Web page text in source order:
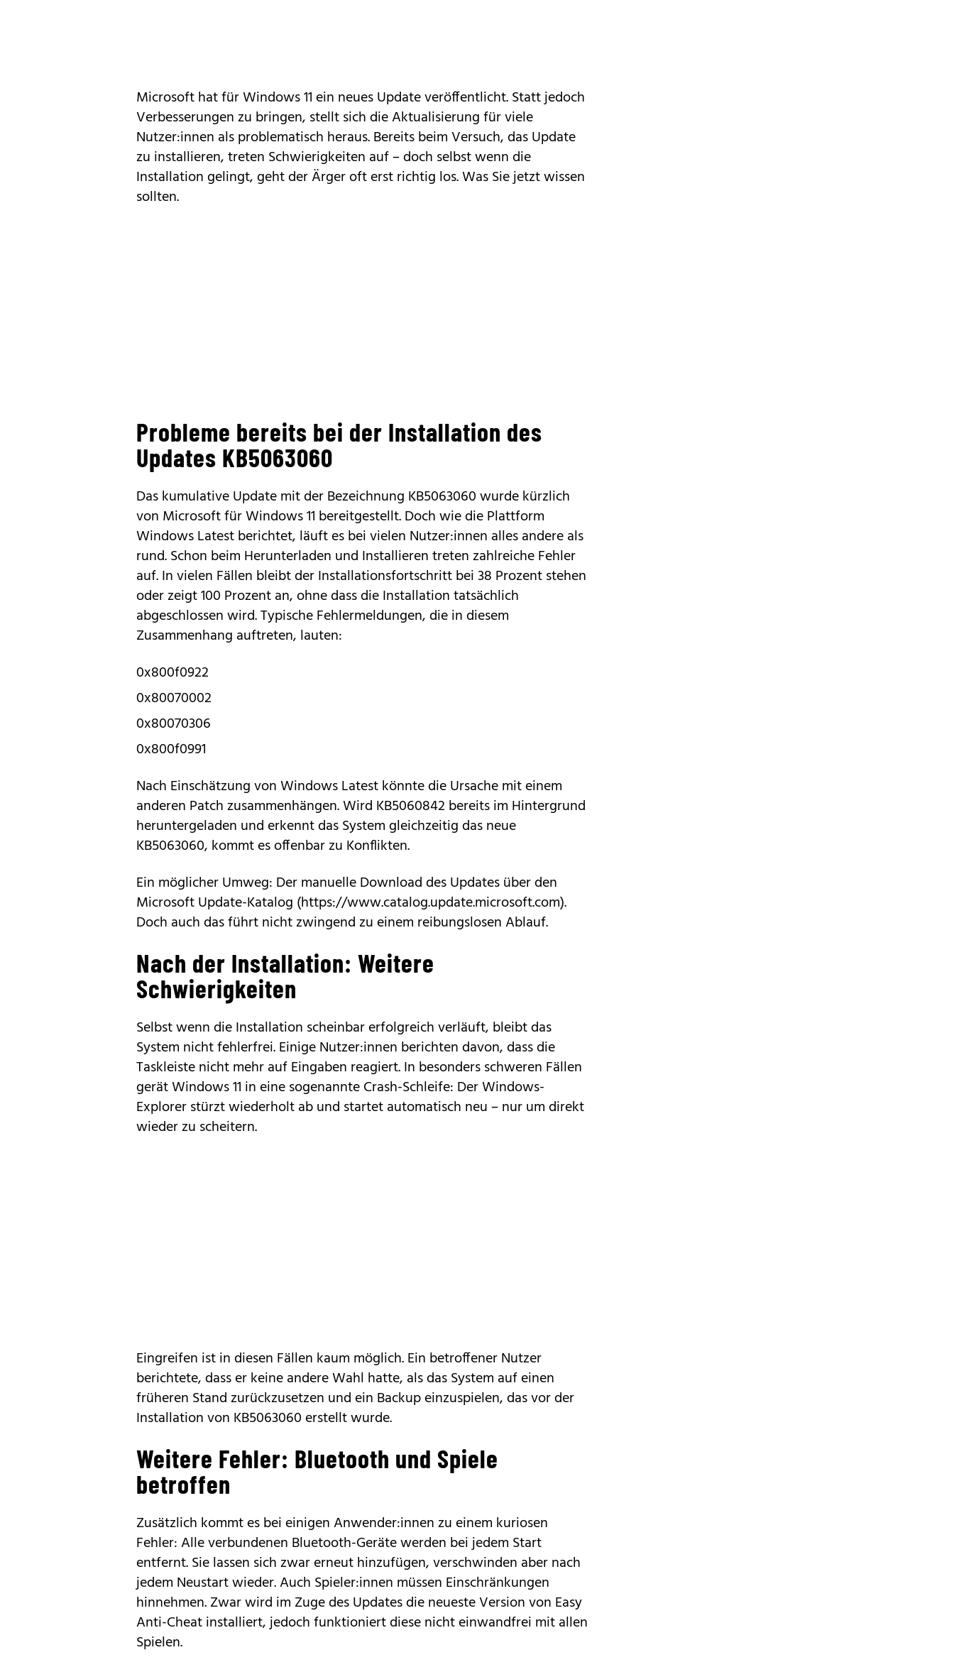
Microsoft hat für Windows 11 ein neues Update veröffentlicht. Statt jedoch
Verbesserungen zu bringen, stellt sich die Aktualisierung für viele
Nutzer:innen als problematisch heraus. Bereits beim Versuch, das Update
zu installieren, treten Schwierigkeiten auf – doch selbst wenn die
Installation gelingt, geht der Ärger oft erst richtig los. Was Sie jetzt wissen
sollten.
Probleme bereits bei der Installation des
Updates KB5063060
Das kumulative Update mit der Bezeichnung KB5063060 wurde kürzlich
von Microsoft für Windows 11 bereitgestellt. Doch wie die Plattform
Windows Latest berichtet, läuft es bei vielen Nutzer:innen alles andere als
rund. Schon beim Herunterladen und Installieren treten zahlreiche Fehler
auf. In vielen Fällen bleibt der Installationsfortschritt bei 38 Prozent stehen
oder zeigt 100 Prozent an, ohne dass die Installation tatsächlich
abgeschlossen wird. Typische Fehlermeldungen, die in diesem
Zusammenhang auftreten, lauten:
0x800f0922
0x80070002
0x80070306
0x800f0991
Nach Einschätzung von Windows Latest könnte die Ursache mit einem
anderen Patch zusammenhängen. Wird KB5060842 bereits im Hintergrund
heruntergeladen und erkennt das System gleichzeitig das neue
KB5063060, kommt es offenbar zu Konflikten.
Ein möglicher Umweg: Der manuelle Download des Updates über den
Microsoft Update-Katalog (https://www.catalog.update.microsoft.com).
Doch auch das führt nicht zwingend zu einem reibungslosen Ablauf.
Nach der Installation: Weitere
Schwierigkeiten
Selbst wenn die Installation scheinbar erfolgreich verläuft, bleibt das
System nicht fehlerfrei. Einige Nutzer:innen berichten davon, dass die
Taskleiste nicht mehr auf Eingaben reagiert. In besonders schweren Fällen
gerät Windows 11 in eine sogenannte Crash-Schleife: Der Windows-
Explorer stürzt wiederholt ab und startet automatisch neu – nur um direkt
wieder zu scheitern.
Eingreifen ist in diesen Fällen kaum möglich. Ein betroffener Nutzer
berichtete, dass er keine andere Wahl hatte, als das System auf einen
früheren Stand zurückzusetzen und ein Backup einzuspielen, das vor der
Installation von KB5063060 erstellt wurde.
Weitere Fehler: Bluetooth und Spiele
betroffen
Zusätzlich kommt es bei einigen Anwender:innen zu einem kuriosen
Fehler: Alle verbundenen Bluetooth-Geräte werden bei jedem Start
entfernt. Sie lassen sich zwar erneut hinzufügen, verschwinden aber nach
jedem Neustart wieder. Auch Spieler:innen müssen Einschränkungen
hinnehmen. Zwar wird im Zuge des Updates die neueste Version von Easy
Anti-Cheat installiert, jedoch funktioniert diese nicht einwandfrei mit allen
Spielen.